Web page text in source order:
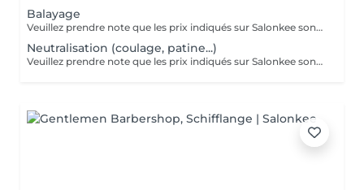
Balayage
Veuillez prendre note que les prix indiqués sur Salonkee sont communiqués à titre informatif et s'entendent de base. Ces derniers sont susceptibles de varier selon le diagnostic réalisé à votre arrivée au salon et l'expertise du professionnel à qui vous confiez votre beauté. Dans tous les cas, un devis précis vous sera proposé et toutes réalisations de prestations seront effectuées avec votre accord. Un grand merci d'avance pour votre compréhension. Au plaisir de vous recevoir très vite.
Neutralisation (coulage, patine...)
Veuillez prendre note que les prix indiqués sur Salonkee sont communiqués à titre informatif et s'entendent de base. Ces derniers sont susceptibles de varier selon le diagnostic réalisé à votre arrivée au salon et l'expertise du professionnel à qui vous confiez votre beauté. Dans tous les cas, un devis précis vous sera proposé et toutes réalisations de prestations seront effectuées avec votre accord. Un grand merci d'avance pour votre compréhension. Au plaisir de vous recevoir très vite.